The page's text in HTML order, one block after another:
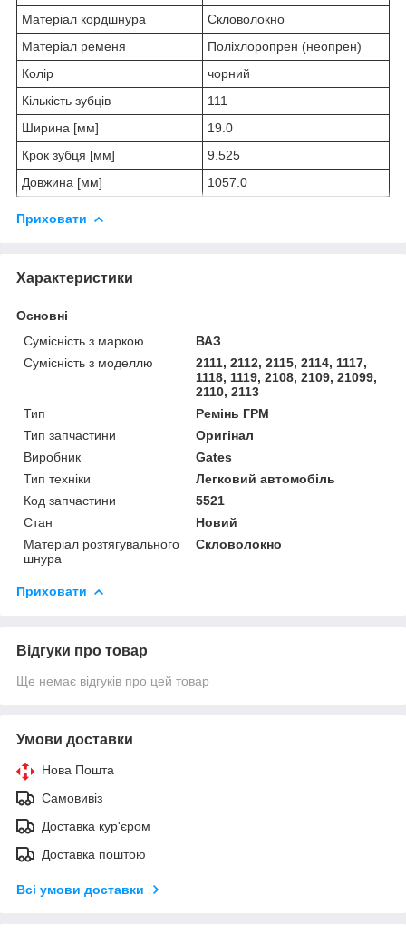
Матеріал кордшнура
Скловолокно
Матеріал ременя
Поліхлоропрен (неопрен)
Колір
чорний
Кількість зубців
111
Ширина [мм]
19.0
Крок зубця [мм]
9.525
Довжина [мм]
1057.0
Приховати
Характеристики
Основні
Сумісність з маркою
ВАЗ
Сумісність з моделлю
2111, 2112, 2115, 2114, 1117,
1118, 1119, 2108, 2109, 21099,
2110, 2113
Тип
Ремінь ГРМ
Тип запчастини
Оригінал
Виробник
Gates
Тип техніки
Легковий автомобіль
Код запчастини
5521
Стан
Новий
Матеріал розтягувального
шнура
Скловолокно
Приховати
Відгуки про товар
Ще немає відгуків про цей товар
Умови доставки
Нова Пошта
Самовивіз
Доставка кур'єром
Доставка поштою
Всі умови доставки